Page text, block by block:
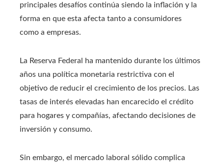
principales desafíos continúa siendo la inflación y la
forma en que esta afecta tanto a consumidores
como a empresas.
La Reserva Federal ha mantenido durante los últimos
años una política monetaria restrictiva con el
objetivo de reducir el crecimiento de los precios. Las
tasas de interés elevadas han encarecido el crédito
para hogares y compañías, afectando decisiones de
inversión y consumo.
Sin embargo, el mercado laboral sólido complica